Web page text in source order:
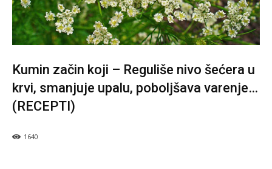
Kumin začin koji – Reguliše nivo šećera u
krvi, smanjuje upalu, poboljšava varenje…
(RECEPTI)
1640